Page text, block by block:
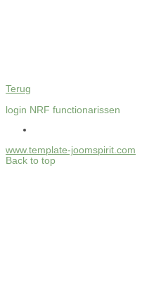
Terug
login NRF functionarissen
www.template-joomspirit.com
Back to top